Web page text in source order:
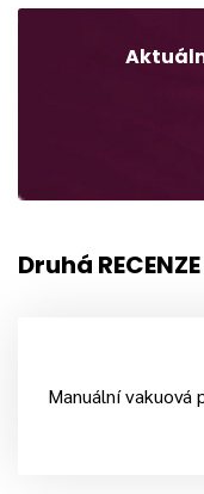
Druhá
Manuální vakuová